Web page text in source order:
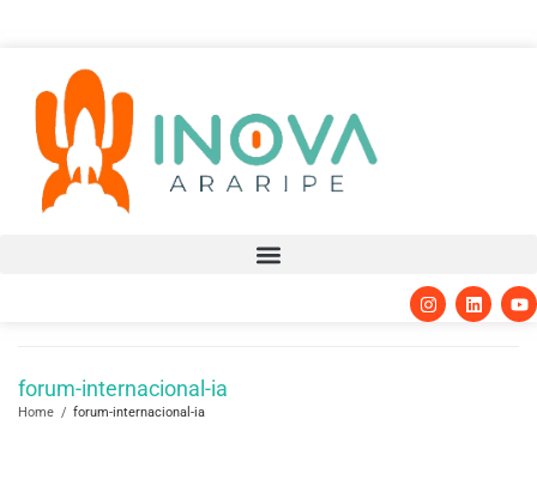
forum-internacional-ia
Home / forum-internacional-ia